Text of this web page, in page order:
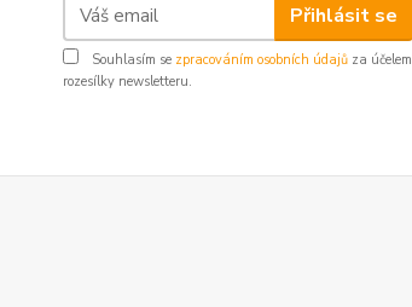
Přihlásit se
Souhlasím se zpracováním osobních údajů za účelem
rozesílky newsletteru.